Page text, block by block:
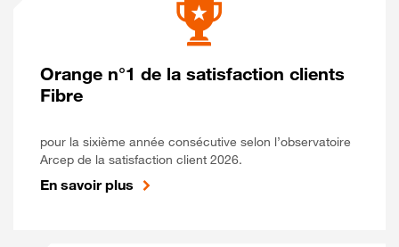
Orange n°1 de la satisfaction clients
Fibre
pour la sixième année consécutive selon l’observatoire
Arcep de la satisfaction client 2026.
En savoir plus